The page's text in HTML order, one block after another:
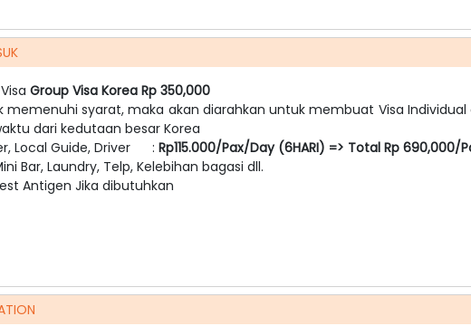
Group Visa Korea Rp 350,000
memenuhi syarat, maka akan diarahkan untuk membuat Visa
dari kedutaan besar Korea
Local Guide, Driver : Rp115.000/Pax/Day (6HARI) => Total Rp 690,000/
Bar, Laundry, Telp, Kelebihan bagasi dll.
Antigen Jika dibutuhkan